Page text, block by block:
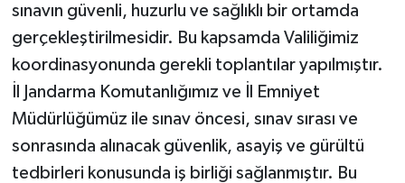
sınavın güvenli, huzurlu ve sağlıklı bir ortamda
gerçekleştirilmesidir. Bu kapsamda Valiliğimiz
koordinasyonunda gerekli toplantılar yapılmıştır.
İl Jandarma Komutanlığımız ve İl Emniyet
Müdürlüğümüz ile sınav öncesi, sınav sırası ve
sonrasında alınacak güvenlik, asayiş ve gürültü
tedbirleri konusunda iş birliği sağlanmıştır. Bu